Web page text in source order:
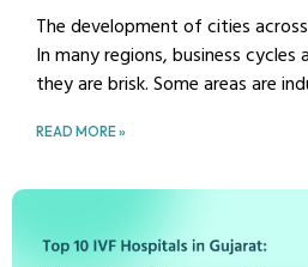
The development of cities
In many regions, business
they are brisk. Some areas are
seashores to vast wastelands,
development or become an
READ MORE »